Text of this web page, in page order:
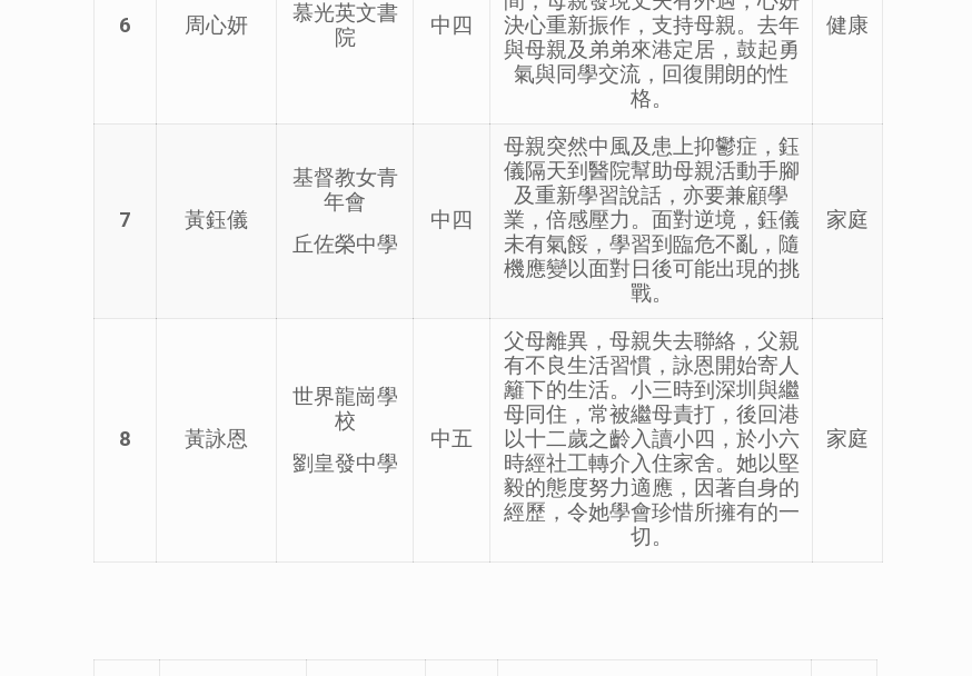
6 周心妍
慕光英文書
院
中四
決心重新振作，支持母親。去年
與母親及弟弟來港定居，鼓起勇
氣與同學交流，回復開朗的性
格。
健康
7 黃鈺儀
基督教女青
年會
丘佐榮中學
中四
母親突然中風及患上抑鬱症，鈺
儀隔天到醫院幫助母親活動手腳
及重新學習說話，亦要兼顧學
業，倍感壓力。面對逆境，鈺儀
未有氣餒，學習到臨危不亂，隨
機應變以面對日後可能出現的挑
戰。
家庭
8 黃詠恩
世界龍崗學
校
劉皇發中學
中五
父母離異，母親失去聯絡，父親
有不良生活習慣，詠恩開始寄人
籬下的生活。小三時到深圳與繼
母同住，常被繼母責打，後回港
以十二歲之齡入讀小四，於小六
時經社工轉介入住家舍。她以堅
毅的態度努力適應，因著自身的
經歷，令她學會珍惜所擁有的一
切。
家庭